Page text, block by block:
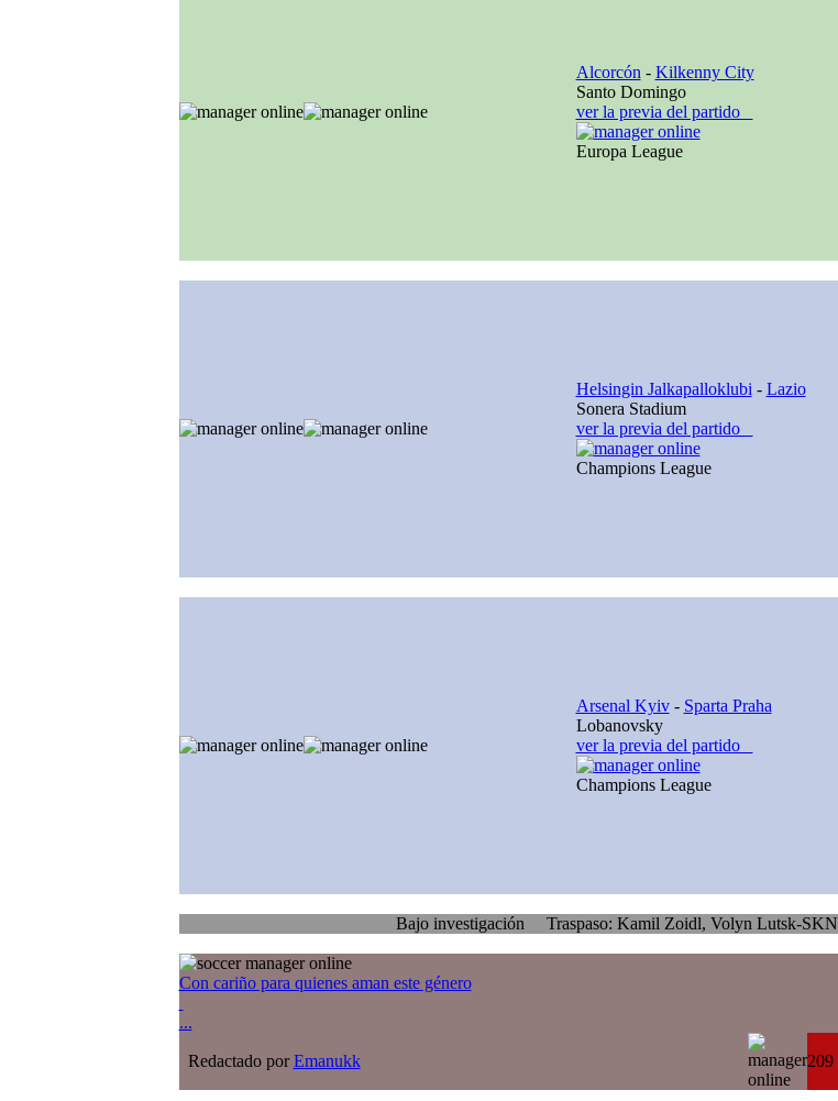
Alcorcón - Kilkenny City
Santo Domingo
ver la previa del partido
Europa League
Helsingin Jalkapalloklubi - Lazio
Sonera Stadium
ver la previa del partido
Champions League
Arsenal Kyiv- Sparta Praha
Lobanovsky
ver la previa del partido
Champions League
Bajo investigación Traspaso: Kamil Zoidl, Volyn Lutsk-SKN St. Pölten
Con cariño para quienes aman este género
...
Redactado porEmanukk 209